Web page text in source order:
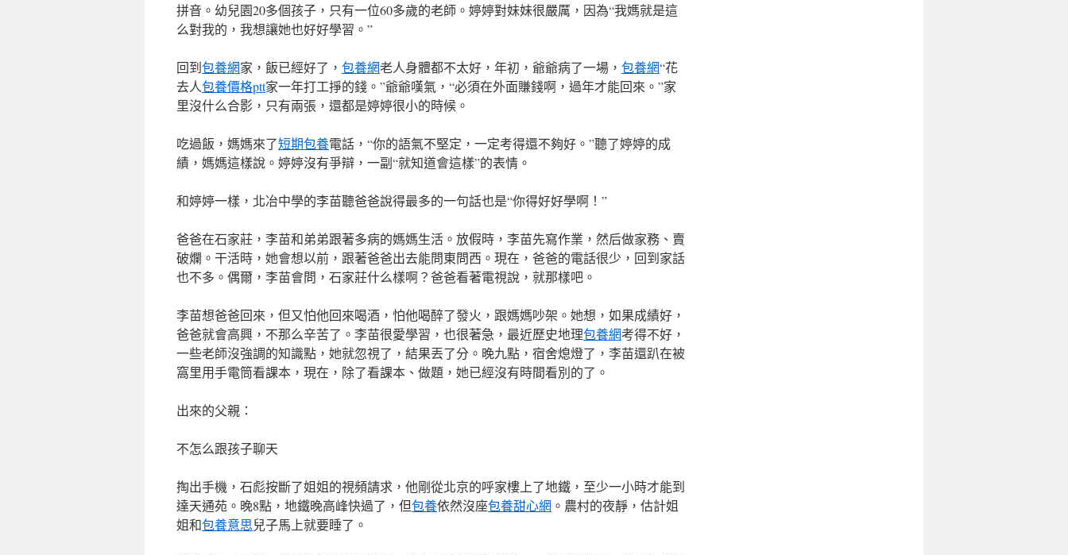
拼音。幼兒園20多個孩子，只有一位60多歲的老師。婷婷對妹妹很嚴厲，因為“我媽就是這
么對我的，我想讓她也好好學習。”
回到包養網家，飯已經好了， 包養網老人身體都不太好，年初，爺爺病了一場， 包養網“花
去人包養價格ptt家一年打工掙的錢。”爺爺嘆氣，“必須在外面賺錢啊，過年才能回來。”家
里沒什么合影，只有兩張，還都是婷婷很小的時候。
吃過飯，媽媽來了短期包養電話，“你的語氣不堅定，一定考得還不夠好。”聽了婷婷的成
績，媽媽這樣說。婷婷沒有爭辯，一副“就知道會這樣”的表情。
和婷婷一樣，北冶中學的李苗聽爸爸說得最多的一句話也是“你得好好學啊！”
爸爸在石家莊，李苗和弟弟跟著多病的媽媽生活。放假時，李苗先寫作業，然后做家務、賣
破爛。干活時，她會想以前，跟著爸爸出去能問東問西。現在，爸爸的電話很少，回到家話
也不多。偶爾，李苗會問，石家莊什么樣啊？爸爸看著電視說，就那樣吧。
李苗想爸爸回來，但又怕他回來喝酒，怕他喝醉了發火，跟媽媽吵架。她想，如果成績好，
爸爸就會高興，不那么辛苦了。李苗很愛學習，也很著急，最近歷史地理包養網考得不好，
一些老師沒強調的知識點，她就忽視了，結果丟了分。晚九點，宿舍熄燈了，李苗還趴在被
窩里用手電筒看課本，現在，除了看課本、做題，她已經沒有時間看別的了。
出來的父親：
不怎么跟孩子聊天
掏出手機，石彪按斷了姐姐的視頻請求，他剛從北京的呼家樓上了地鐵，至少一小時才能到
達天通苑。晚8點，地鐵晚高峰快過了，但包養依然沒座包養甜心網 。農村的夜靜，估計姐
姐和包養意思兒子馬上就要睡了。